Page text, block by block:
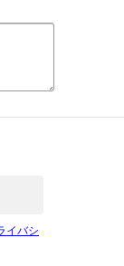
イバシ